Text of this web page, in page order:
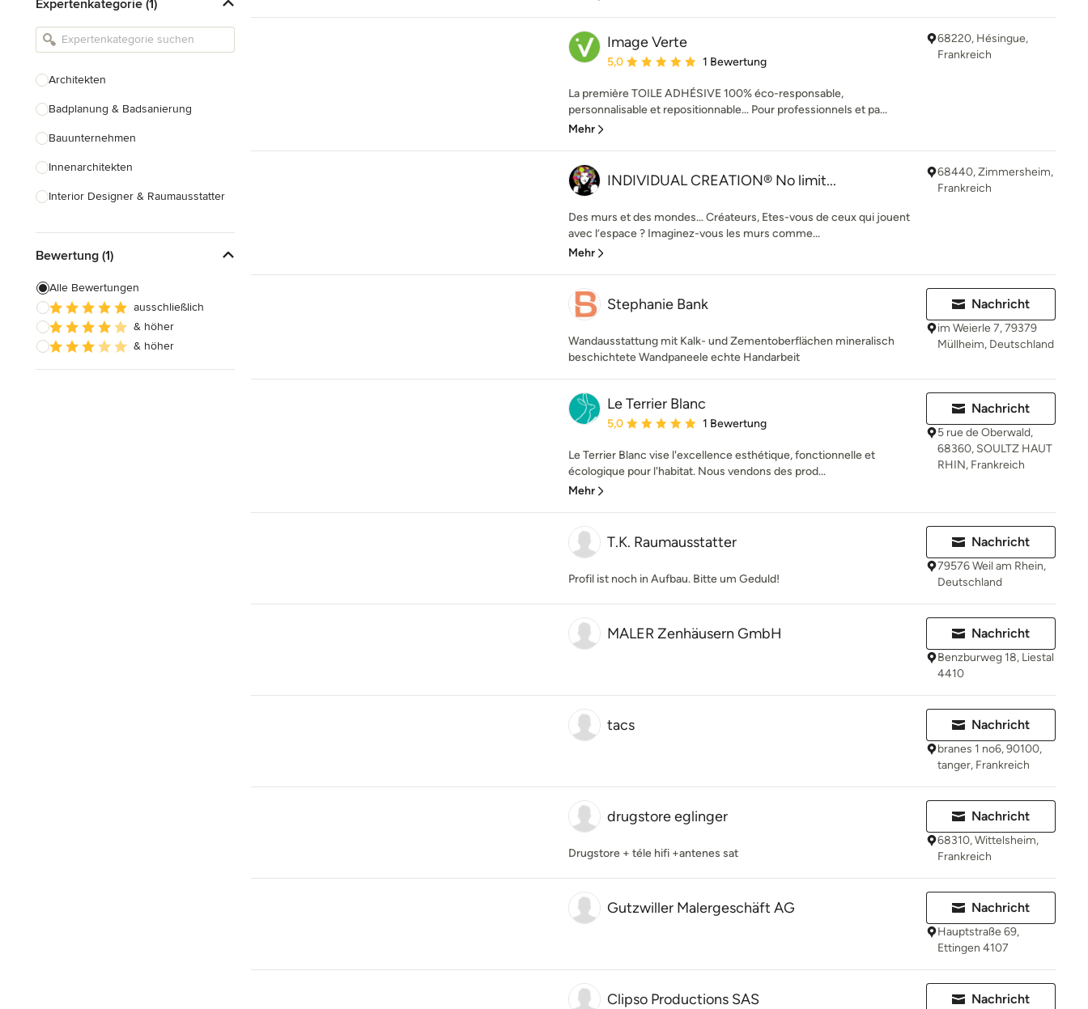
Expertenkategorie (1)
Architekten
Badplanung & Badsanierung
Bauunternehmen
Innenarchitekten
Interior Designer & Raumausstatter
Landschaftsarchitekten
Armaturen & Sanitärbedarf
Beleuchtung
Einbauschränke
Bewertung (1)
Alle Bewertungen
ausschließlich
& höher
& höher
Image Verte
Durchschnittliche Bewertung: 5 von 5 Sternen
5,0 1 Bewertung
La première TOILE ADHÉSIVE 100% éco-responsable,
personnalisable et repositionnable... Pour professionnels et pa...
Mehr
68220, Hésingue,
Frankreich
INDIVIDUAL CREATION® No limit...
Des murs et des mondes… Créateurs, Etes-vous de ceux qui jouent
avec l’espace ? Imaginez-vous les murs comme...
Mehr
68440, Zimmersheim,
Frankreich
Stephanie Bank
Wandausstattung mit Kalk- und Zementoberflächen mineralisch
beschichtete Wandpaneele echte Handarbeit
Nachricht
im Weierle 7, 79379
Müllheim, Deutschland
Le Terrier Blanc
Durchschnittliche Bewertung: 5 von 5 Sternen
5,0 1 Bewertung
Le Terrier Blanc vise l'excellence esthétique, fonctionnelle et
écologique pour l'habitat. Nous vendons des prod...
Mehr
Nachricht
5 rue de Oberwald,
68360, SOULTZ HAUT
RHIN, Frankreich
T.K. Raumausstatter
Profil ist noch in Aufbau. Bitte um Geduld!
Nachricht
79576 Weil am Rhein,
Deutschland
MALER Zenhäusern GmbH Nachricht
Benzburweg 18, Liestal
4410
tacs Nachricht
branes 1 no6, 90100,
tanger, Frankreich
drugstore eglinger
Drugstore + téle hifi +antenes sat
Nachricht
68310, Wittelsheim,
Frankreich
Gutzwiller Malergeschäft AG Nachricht
Hauptstraße 69,
Ettingen 4107
Clipso Productions SAS Nachricht